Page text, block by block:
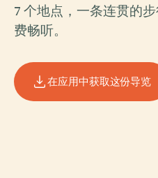
7 个地点，一条连贯的
费畅听。
在应用中获取这份导览